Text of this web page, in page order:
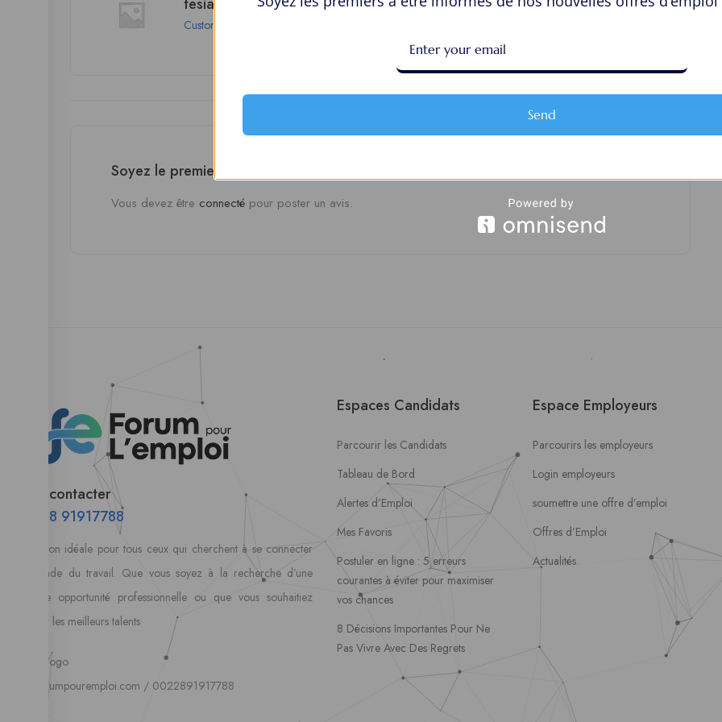
Customer
Soyez le premier à donner votre avis sur “cajanmyahtom”
Vous devez être connecté pour poster un avis.
Nous contacter
00228 91917788
la solution idéale pour tous ceux qui cherchent à se connecter
au monde du travail. Que vous soyez à la recherche d’une
nouvelle opportunité professionnelle ou que vous souhaitiez
recruter les meilleurs talents
Lome, Togo
fpe@forumpouremploi.com / 0022891917788
Espaces Candidats
Parcourir les Candidats
Tableau de Bord
Alertes d’Emploi
Mes Favoris
Postuler en ligne : 5 erreurs
courantes à éviter pour maximiser
vos chances
8 Décisions Importantes Pour Ne
Pas Vivre Avec Des Regrets
Espace Employeurs
Parcourirs les employeurs
Login employeurs
soumettre une offre d’emploi
Offres d’Emploi
Actualités
Send